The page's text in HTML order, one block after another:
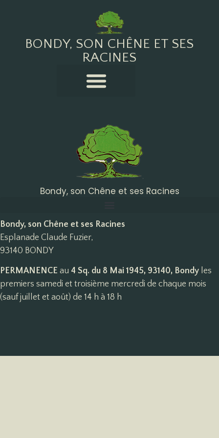
BONDY, SON CHÊNE ET SES
RACINES
Bondy, son Chêne et ses Racines
Bondy, son Chêne et ses Racines
Esplanade Claude Fuzier,
93140 BONDY
PERMANENCE au 4 Sq. du 8 Mai 1945, 93140, Bondy les
premiers samedi et troisième mercredi de chaque mois
(sauf juillet et août) de 14 h à 18 h